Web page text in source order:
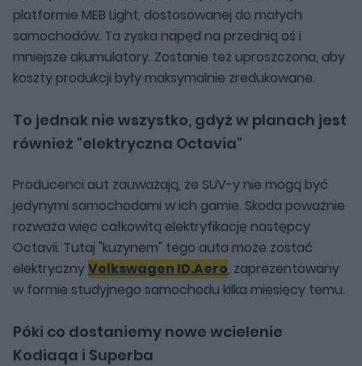
platformie MEB Light, dostosowanej do małych
samochodów. Ta zyska napęd na przednią oś i
mniejsze akumulatory. Zostanie też uproszczona, aby
koszty produkcji były maksymalnie zredukowane.
To jednak nie wszystko, gdyż w planach jest
również "elektryczna Octavia"
Producenci aut zauważają, że SUV-y nie mogą być
jedynymi samochodami w ich gamie. Skoda poważnie
rozważa więc całkowitą elektryfikację następcy
Octavii. Tutaj "kuzynem" tego auta może zostać
elektrycznyVolkswagen ID.Aero, zaprezentowany
w formie studyjnego samochodu kilka miesięcy temu.
Póki co dostaniemy nowe wcielenie
Kodiaqa i Superba